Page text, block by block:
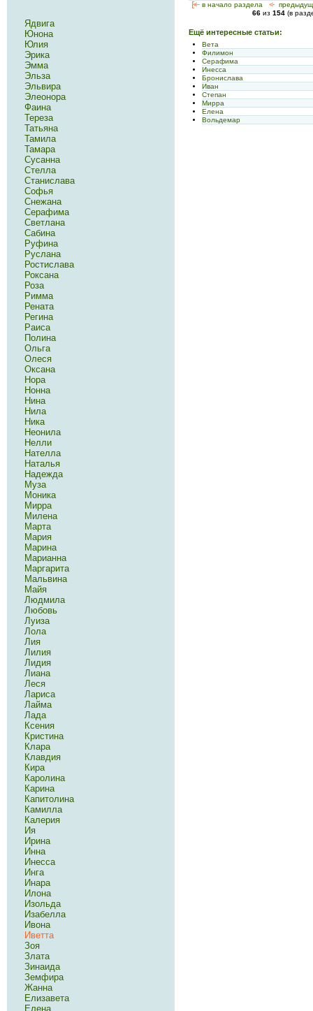
[<— в начало раздела <-
66 из 154 (в
Ещё интересные статьи:
Вета
Филимон
Серафима
Инесса
Бронислава
Иван
Степан
Мирра
Елена
Вольдемар
Ядвига
Юнона
Юлия
Эрика
Эмма
Эльза
Эльвира
Элеонора
Фаина
Тереза
Татьяна
Тамила
Тамара
Сусанна
Стелла
Станислава
Софья
Снежана
Серафима
Светлана
Сабина
Руфина
Руслана
Ростислава
Роксана
Роза
Римма
Рената
Регина
Раиса
Полина
Ольга
Олеся
Оксана
Нора
Нонна
Нина
Нила
Ника
Неонила
Нелли
Нателла
Наталья
Надежда
Муза
Моника
Мирра
Милена
Марта
Мария
Марина
Марианна
Маргарита
Мальвина
Майя
Людмила
Любовь
Луиза
Лола
Лия
Лилия
Лидия
Лиана
Леся
Лариса
Лайма
Лада
Ксения
Кристина
Клара
Клавдия
Кира
Каролина
Карина
Капитолина
Камилла
Калерия
Ия
Ирина
Инна
Инесса
Инга
Инара
Илона
Изольда
Изабелла
Ивона
Иветта
Зоя
Злата
Зинаида
Земфира
Жанна
Елизавета
Елена